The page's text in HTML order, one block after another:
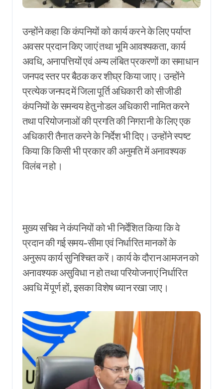
उन्होंने कहा कि कंपनियों को कार्य करने के लिए पर्याप्त
अवसर प्रदान किए जाएं तथा भूमि आवश्यकता, कार्य
अवधि, अनापत्तियों एवं अन्य लंबित प्रकरणों का समाधान
जनपद स्तर पर बैठक कर शीघ्र किया जाए। उन्होंने
प्रत्येक जनपद में जिला पूर्ति अधिकारी को सीजीडी
कंपनियों के समन्वय हेतु नोडल अधिकारी नामित करने
तथा परियोजनाओं की प्रगति की निगरानी के लिए एक
अधिकारी तैनात करने के निर्देश भी दिए। उन्होंने स्पष्ट
किया कि किसी भी प्रकार की अनुमति में अनावश्यक
विलंब न हो।
मुख्य सचिव ने कंपनियों को भी निर्देशित किया कि वे
प्रदान की गई समय-सीमा एवं निर्धारित मानकों के
अनुरूप कार्य सुनिश्चित करें। कार्य के दौरान आमजन को
अनावश्यक असुविधा न हो तथा परियोजनाएं निर्धारित
अवधि में पूर्ण हों, इसका विशेष ध्यान रखा जाए।